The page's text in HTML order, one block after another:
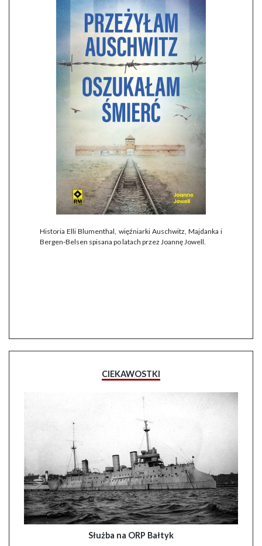
Historia Elli Blumenthal, więźniarki Auschwitz, Majdanka i
Bergen-Belsen spisana po latach przez Joannę Jowell.
CIEKAWOSTKI
Służba na ORP Bałtyk